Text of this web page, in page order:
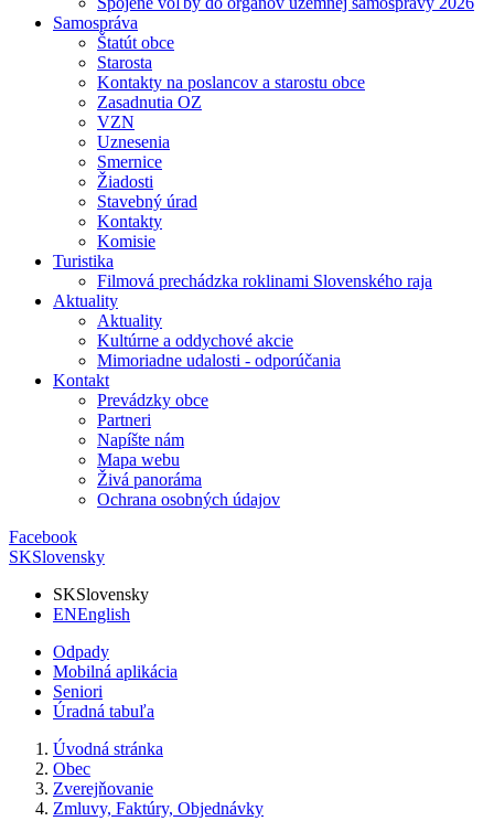
Samospráva
Štatút obce
Starosta
Kontakty na poslancov a starostu obce
Zasadnutia OZ
VZN
Uznesenia
Smernice
Žiadosti
Stavebný úrad
Kontakty
Komisie
Turistika
Filmová prechádzka roklinami Slovenského raja
Aktuality
Aktuality
Kultúrne a oddychové akcie
Mimoriadne udalosti - odporúčania
Kontakt
Prevádzky obce
Partneri
Napíšte nám
Mapa webu
Živá panoráma
Ochrana osobných údajov
Facebook
SKSlovensky
SKSlovensky
ENEnglish
Odpady
Mobilná aplikácia
Seniori
Úradná tabuľa
Úvodná stránka
Obec
Zverejňovanie
Zmluvy, Faktúry, Objednávky